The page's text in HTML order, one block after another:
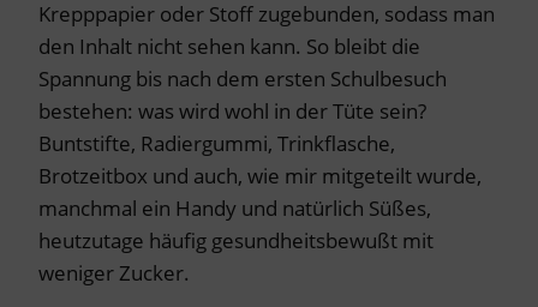
Krepppapier oder Stoff zugebunden, sodass man
den Inhalt nicht sehen kann. So bleibt die
Spannung bis nach dem ersten Schulbesuch
bestehen: was wird wohl in der Tüte sein?
Buntstifte, Radiergummi, Trinkflasche,
Brotzeitbox und auch, wie mir mitgeteilt wurde,
manchmal ein Handy und natürlich Süßes,
heutzutage häufig gesundheitsbewußt mit
weniger Zucker.